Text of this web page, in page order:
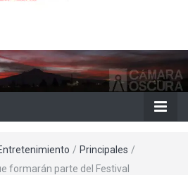
Cámara
Oscura
/ Principales /
formarán parte del Festival